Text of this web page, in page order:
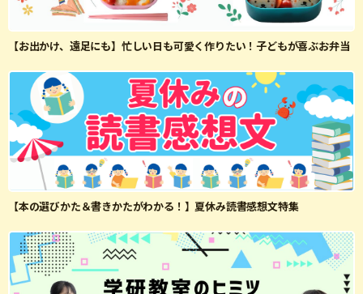
【お出かけ、遠足にも】忙しい日も可愛く作りたい！子どもが喜ぶお弁当
【本の選びかた＆書きかたがわかる！】夏休み読書感想文特集